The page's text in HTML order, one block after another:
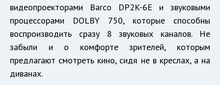
видеопроекторами Barco DP2K-6E и звуковыми
процессорами DOLBY 750, которые способны
воспроизводить сразу 8 звуковых каналов. Не
забыли и о комфорте зрителей, которым
предлагают смотреть кино, сидя не в креслах, а на
диванах.